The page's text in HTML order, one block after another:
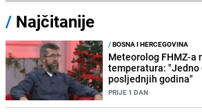
/ Najčitanije
/BOSNA I HERCEGOVINA
Meteorolog FHMZ-a
temperatura:
posljednjih godina"
PRIJE 1 DAN